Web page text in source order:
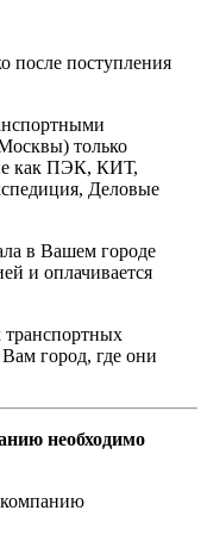
после поступления
только
как ПЭК, КИТ,
Деловые
в Вашем городе
и оплачивается
транспортных
город, где они
необходимо
компанию